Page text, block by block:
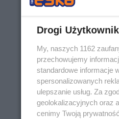
Drogi
My, naszych 1162
przechowujemy
standardowe informacje
spersonalizowanych
ulepszanie usług. Za
geolokalizacyjnych oraz
cenimy Twoją